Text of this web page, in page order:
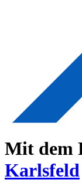
Mit dem
Karlsfeld